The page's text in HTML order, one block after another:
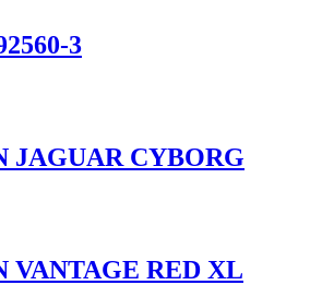
3
CYBORG
RED XL